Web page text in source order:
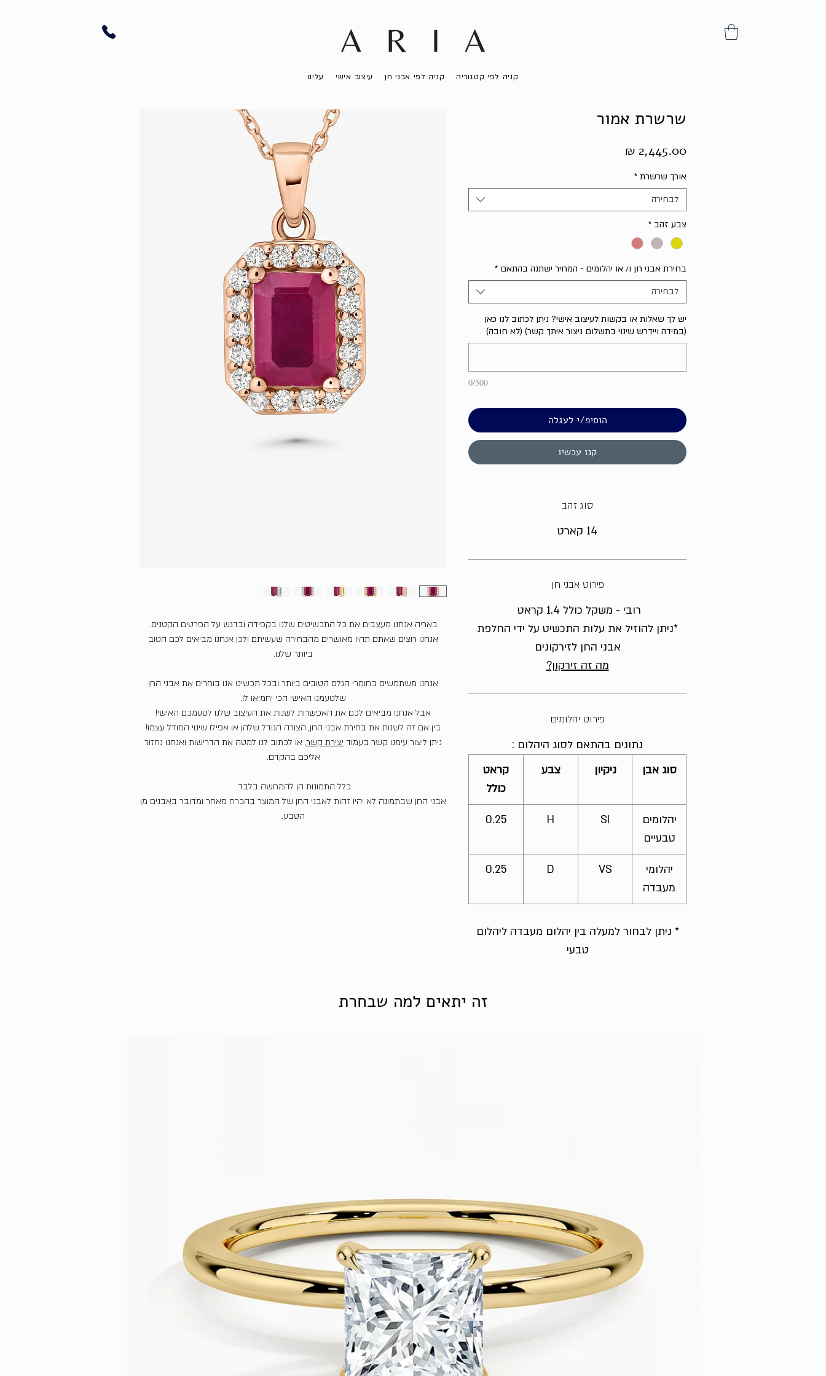
קניה לפי קטגוריה קניה לפי אבני חן עיצוב אישי עלינו
באריה אנחנו מעצבים את כל התכשיטים שלנו בקפידה ובדגש על הפרטים הקטנים.
אנחנו רוצים שאתם תהיו מאושרים מהבחירה שעשיתם ולכן אנחנו מביאים לכם הטוב
ביותר שלנו.
אנחנו משתמשים בחומרי הגלם הטובים ביותר ובכל תכשיט אנו בוחרים את אבני החן
שלטעמנו האישי הכי יחמיאו לו.
אבל אנחנו מביאים לכם את האפשרות לשנות את העיצוב שלנו לטעמכם האישי!
בין אם זה לשנות את בחירת אבני החן, הצורה הגודל שלהן או אפילו שינוי המודל עצמו!
ניתן ליצור עימנו קשר בעמוד יצירת קשר, או לכתוב לנו למטה את הדרישות ואנחנו נחזור
אליכם בהקדם.
כלל התמונות הן להמחשה בלבד.
אבני החן שבתמונה לא יהיו זהות לאבני החן של המוצר בהכרח מאחר ומדובר באבנים מן
הטבע.
שרשרת אמור
אורך שרשרת *
לבחירה
צבע זהב *
בחירת אבני חן ו/ או יהלומים - המחיר ישתנה בהתאם *
לבחירה
יש לך שאלות או בקשות לעיצוב אישי? ניתן לכתוב לנו כאן
(במידה ויידרש שינוי בתשלום ניצור איתך קשר) (לא חובה)
0/500
הוסיפ/י לעגלה
קנו עכשיו
סוג זהב
14 קארט
פירוט אבני חן
רובי - משקל כולל 1.4 קראט
*ניתן להוזיל את עלות התכשיט על ידי החלפת
אבני החן לזירקונים
מה זה זירקון?
פירוט יהלומים
נתונים בהתאם לסוג היהלום :
סוג אבן
ניקיון צבע
קראט
כולל
יהלומים
טבעיים
SI
H
0.25
יהלומי
מעבדה
VS
D
0.25
* ניתן לבחור למעלה בין יהלום מעבדה ליהלום
טבעי
זה יתאים למה שבחרת